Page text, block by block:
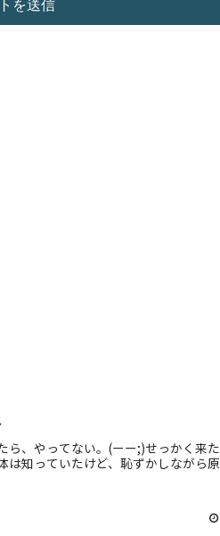
ら、やってない。(ーー;)せっかく来
知っていたけど、恥ずかしながら原